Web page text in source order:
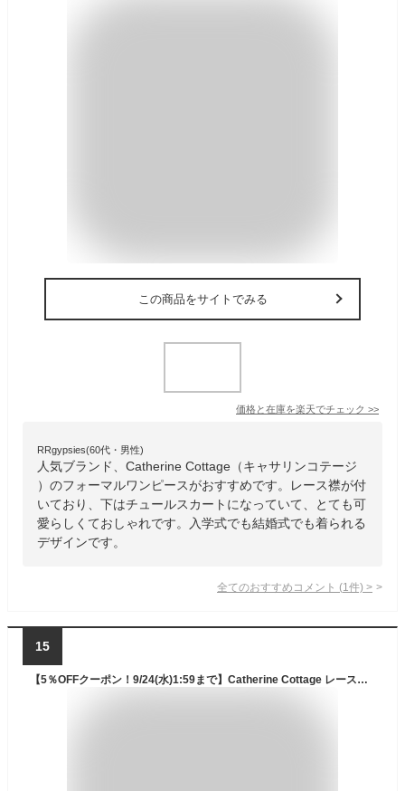
この商品をサイトでみる
価格と在庫を楽天でチェック >>
RRgypsies(60代・男性)
人気ブランド、Catherine Cottage（キャサリンコテージ
）のフォーマルワンピースがおすすめです。レース襟が付
いており、下はチュールスカートになっていて、とても可
愛らしくておしゃれです。入学式でも結婚式でも着られる
デザインです。
全てのおすすめコメント (1 件) >
15
【5％OFFクーポン！9/24(水)1:59まで】Catherine Cottage レーススリーブワンピース 女の子 フォーマル きちんとワンピース きちんとワンピース・スカート 入学式 卒園式 黒 紺 ピンク ライラック キャサリンコテージ ワンピー